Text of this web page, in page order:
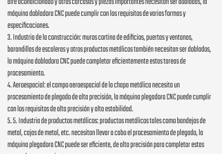
máquina dobladora CNC puede cumplir con los requisitos de varias formas y
especificaciones.
3. Industria de la construcción: muros cortina de edificios, puertas y ventanas,
barandillas de escaleras y otros productos metálicos también necesitan ser doblados,
la máquina dobladora CNC puede completar eficientemente estas tareas de
procesamiento.
4. Aeroespacial: el campo aeroespacial de la chapa metálica necesita un
procesamiento de plegado de alta precisión, la máquina plegadora CNC puede cumplir
con los requisitos de alta precisión y alta estabilidad.
5. 5. Industria de productos metálicos: productos metálicos tales como bandejas de
metal, cajas de metal, etc. necesitan llevar a cabo el procesamiento de plegado, la
máquina plegadora CNC puede ser eficiente, de alta precisión para completar estas